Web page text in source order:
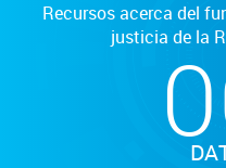
Recursos acerca del
justicia de la